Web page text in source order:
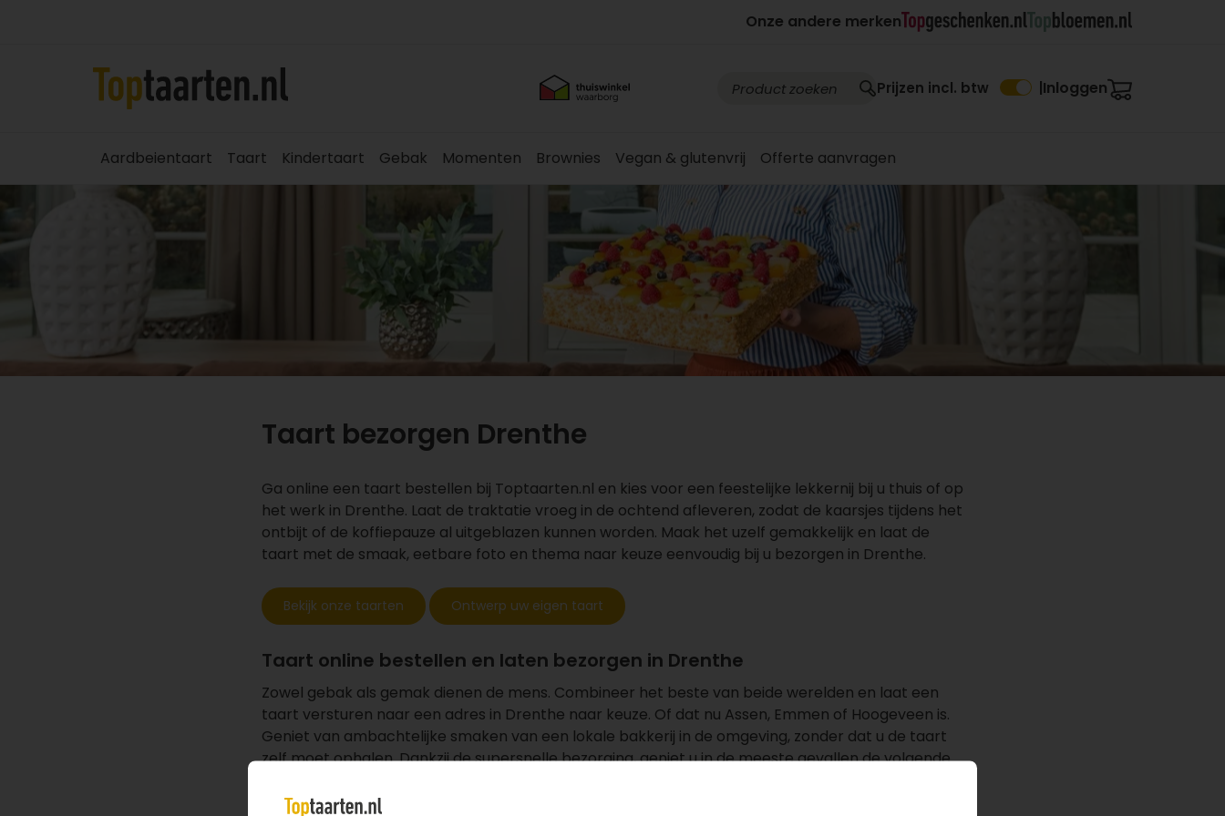
Onze andere merken
Prijzen incl. btw Inloggen
Aardbeientaart Taart Kindertaart Gebak Momenten Brownies Vegan & glutenvrij Offerte aanvragen
Taart bezorgen Drenthe
Ga online een taart bestellen bij Toptaarten.nl en kies voor een feestelijke lekkernij bij u thuis of op
het werk in Drenthe. Laat de traktatie vroeg in de ochtend afleveren, zodat de kaarsjes tijdens het
ontbijt of de koffiepauze al uitgeblazen kunnen worden. Maak het uzelf gemakkelijk en laat de
taart met de smaak, eetbare foto en thema naar keuze eenvoudig bij u bezorgen in Drenthe.
Bekijk onze taarten Ontwerp uw eigen taart
Taart online bestellen en laten bezorgen in Drenthe
Zowel gebak als gemak dienen de mens. Combineer het beste van beide werelden en laat een
taart versturen naar een adres in Drenthe naar keuze. Of dat nu Assen, Emmen of Hoogeveen is.
Geniet van ambachtelijke smaken van een lokale bakkerij in de omgeving, zonder dat u de taart
zelf moet ophalen. Dankzij de supersnelle bezorging, geniet u in de meeste gevallen de volgende
online de traktatie bestellen die bij uw gebeurtenis past.